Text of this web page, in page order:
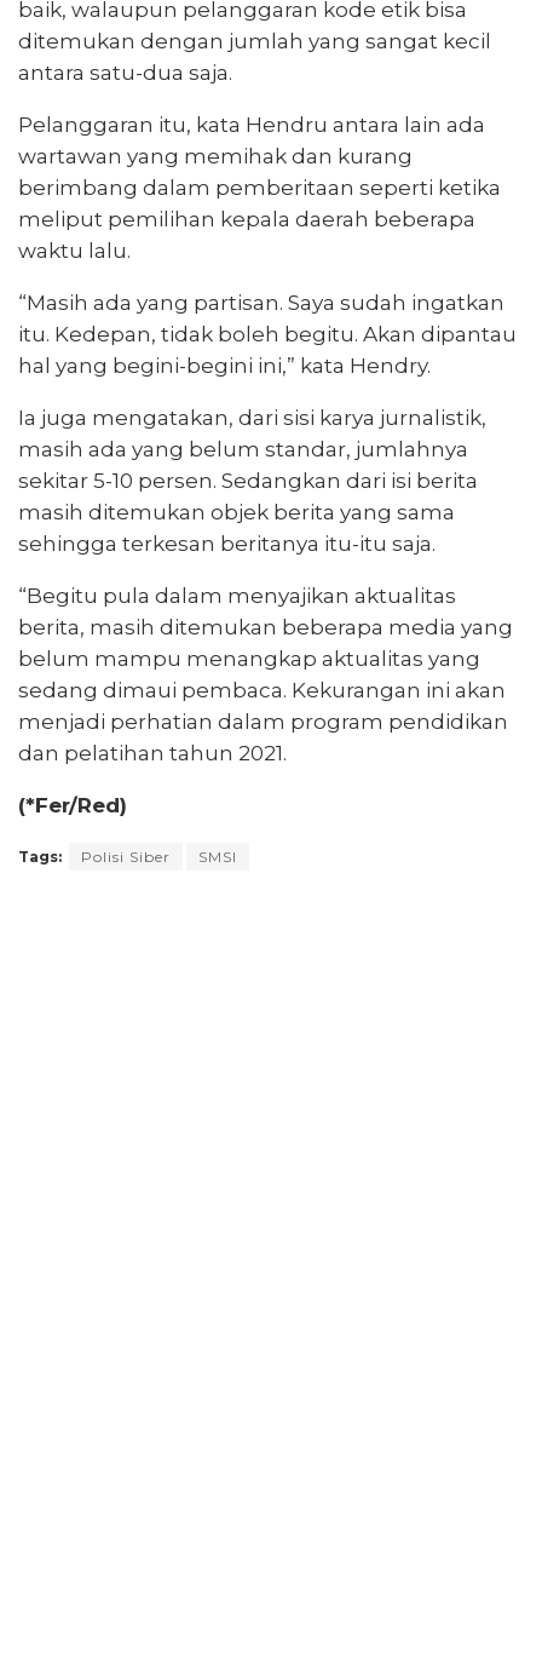
baik, walaupun pelanggaran kode etik bisa
ditemukan dengan jumlah yang sangat kecil
antara satu-dua saja.
Pelanggaran itu, kata Hendru antara lain ada
wartawan yang memihak dan kurang
berimbang dalam pemberitaan seperti ketika
meliput pemilihan kepala daerah beberapa
waktu lalu.
“Masih ada yang partisan. Saya sudah ingatkan
itu. Kedepan, tidak boleh begitu. Akan dipantau
hal yang begini-begini ini,” kata Hendry.
Ia juga mengatakan, dari sisi karya jurnalistik,
masih ada yang belum standar, jumlahnya
sekitar 5-10 persen. Sedangkan dari isi berita
masih ditemukan objek berita yang sama
sehingga terkesan beritanya itu-itu saja.
“Begitu pula dalam menyajikan aktualitas
berita, masih ditemukan beberapa media yang
belum mampu menangkap aktualitas yang
sedang dimaui pembaca. Kekurangan ini akan
menjadi perhatian dalam program pendidikan
dan pelatihan tahun 2021.
(*Fer/Red)
Tags: Polisi Siber SMSI